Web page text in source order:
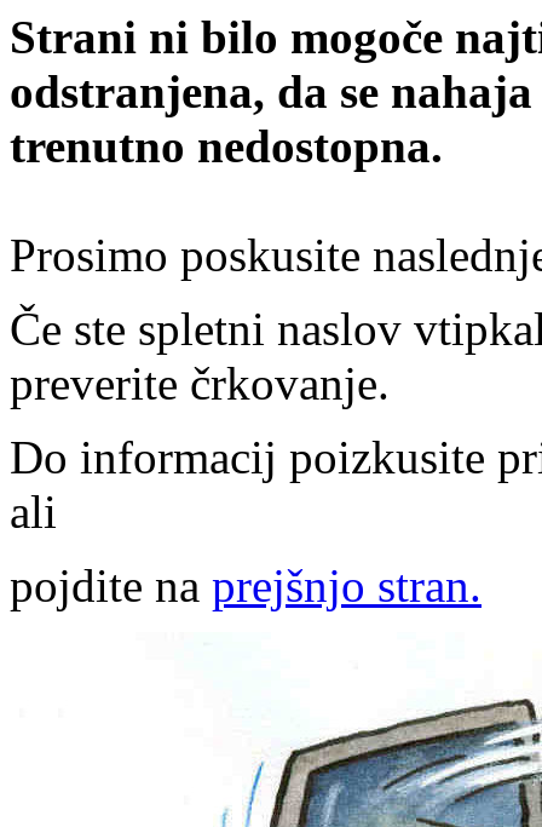
Strani ni bilo mogoče
odstranjena, da se
trenutno nedostopna.
Prosimo poskusite
Če ste spletni naslov
preverite črkovanje.
Do informacij poizkusite
ali
pojdite na prejšnjo stran.